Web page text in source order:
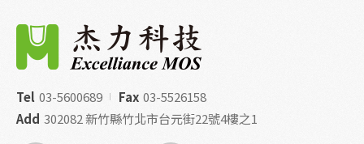
Tel 03-5600689 Fax 03-5526158
Add 302082 新竹縣竹北市台元街22號4樓之1